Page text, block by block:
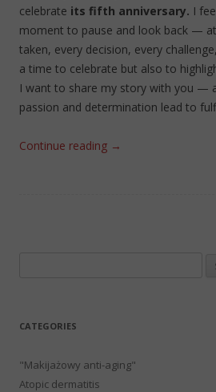
celebrate its fifth anniversary. I
moment to pause and look back —
taken, every decision, every
a time to celebrate but also to
I want to share my story with you —
passion and determination lead to
Continue reading →
CATEGORIES
"Makijażowy anti-aging"
Atopic dermatitis